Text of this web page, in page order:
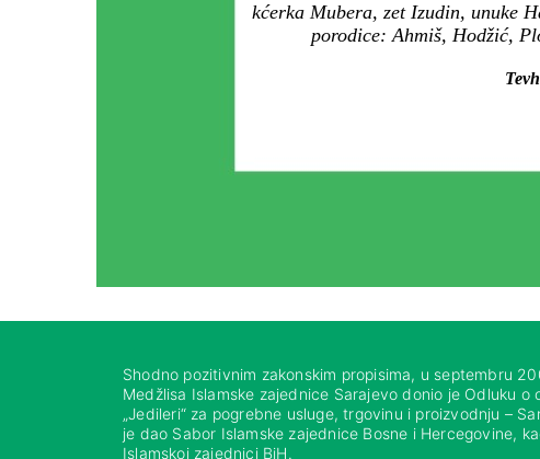
kćerka Mubera, zet Izudin, unuke
porodice: Ahmiš, Hodžić,
Shodno pozitivnim zakonskim propisima, u septembru
Medžlisa Islamske zajednice Sarajevo donio je Odluku o
„Jedileri“ za pogrebne usluge, trgovinu i proizvodnju –
je dao Sabor Islamske zajednice Bosne i Hercegovine,
Islamskoj zajednici BiH.